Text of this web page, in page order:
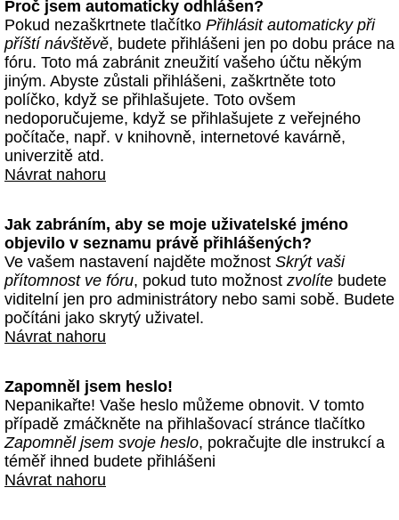
Proč jsem automaticky odhlášen?
Pokud nezaškrtnete tlačítko Přihlásit automaticky při
příští návštěvě, budete přihlášeni jen po dobu práce na
fóru. Toto má zabránit zneužití vašeho účtu někým
jiným. Abyste zůstali přihlášeni, zaškrtněte toto
políčko, když se přihlašujete. Toto ovšem
nedoporučujeme, když se přihlašujete z veřejného
počítače, např. v knihovně, internetové kavárně,
univerzitě atd.
Návrat nahoru
Jak zabráním, aby se moje uživatelské jméno
objevilo v seznamu právě přihlášených?
Ve vašem nastavení najděte možnost Skrýt vaši
přítomnost ve fóru, pokud tuto možnost zvolíte budete
viditelní jen pro administrátory nebo sami sobě. Budete
počítáni jako skrytý uživatel.
Návrat nahoru
Zapomněl jsem heslo!
Nepanikařte! Vaše heslo můžeme obnovit. V tomto
případě zmáčkněte na přihlašovací stránce tlačítko
Zapomněl jsem svoje heslo, pokračujte dle instrukcí a
téměř ihned budete přihlášeni
Návrat nahoru